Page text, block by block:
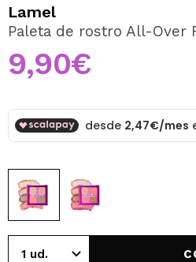
Al crear una cuenta en
tus compras rápidamente,
pedidos y consultar tus
CREAR
Lamel
Paleta de rostro All-Over
9,90€